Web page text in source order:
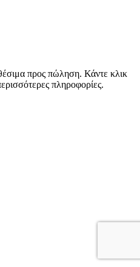
προς πώληση. Κάντε κλικ
πληροφορίες.